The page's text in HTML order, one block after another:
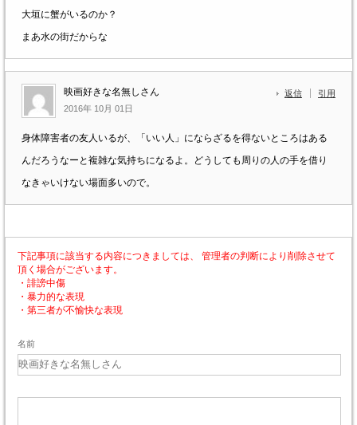
大垣に蟹がいるのか？
まあ水の街だからな
映画好きな名無しさん
2016年 10月 01日
返信 引用
身体障害者の友人いるが、「いい人」にならざるを得ないところはある
んだろうなーと複雑な気持ちになるよ。どうしても周りの人の手を借り
なきゃいけない場面多いので。
下記事項に該当する内容につきましては、 管理者の判断により削除させて
頂く場合がございます。
・誹謗中傷
・暴力的な表現
・第三者が不愉快な表現
名前